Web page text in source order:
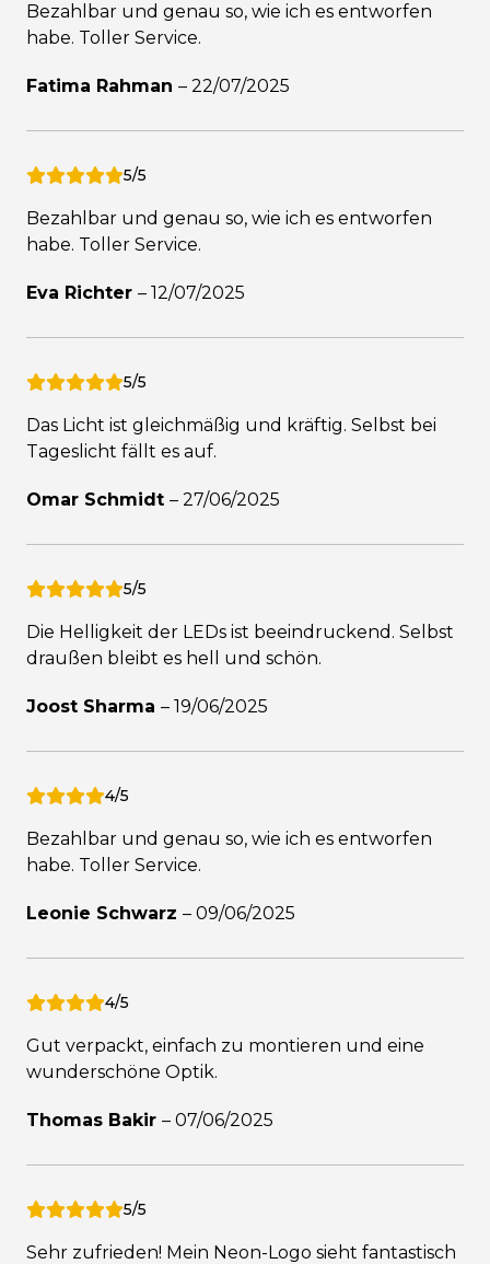
Bezahlbar und genau so, wie ich es entworfen
habe. Toller Service.
Fatima Rahman – 22/07/2025
5/5
Bezahlbar und genau so, wie ich es entworfen
habe. Toller Service.
Eva Richter – 12/07/2025
5/5
Das Licht ist gleichmäßig und kräftig. Selbst bei
Tageslicht fällt es auf.
Omar Schmidt – 27/06/2025
5/5
Die Helligkeit der LEDs ist beeindruckend. Selbst
draußen bleibt es hell und schön.
Joost Sharma – 19/06/2025
4/5
Bezahlbar und genau so, wie ich es entworfen
habe. Toller Service.
Leonie Schwarz – 09/06/2025
4/5
Gut verpackt, einfach zu montieren und eine
wunderschöne Optik.
Thomas Bakir – 07/06/2025
5/5
Sehr zufrieden! Mein Neon-Logo sieht fantastisch